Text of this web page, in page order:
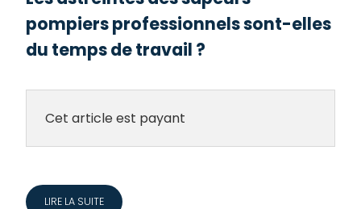
pompiers professionnels sont-elles
du temps de travail ?
Cet article est payant
LIRE LA SUITE